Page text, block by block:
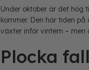
Under oktober är det hög
kommer. Den här tiden
växter inför vintern – men
Plocka